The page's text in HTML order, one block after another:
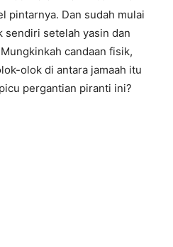
pintarnya. Dan sudah mulai
sendiri setelah yasin dan
candaan fisik,
olok di antara jamaah itu
pergantian piranti ini?